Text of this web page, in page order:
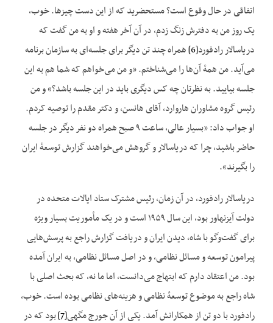
اتفاقی در حال وقوع است؟ مستحضرید که از این دست چیزها. خوب،
یک روز من به دفترش زنگ زدم، در آن آخر هفته و او به من گفت که
دریاسالار رادفورد[6]
همراه چند تن دیگر برای جلسه‌ای به سازمان برنامه
می‌آید. من همهٔ آن‌ها را می‌شناختم. «و من می‌خواهم که شما هم به این
جلسه بیایید. به نظرتان چه کس دیگری باید در این جلسه باشد؟» و من
رئیس گروه مشاوران هاروارد، آقای هانسن، و دکتر مقدم را توصیه کردم.
او جواب داد: «بسیار عالی، ساعت ۹ صبح همراه دو نفر دیگر در جلسه
حاضر باشید، چرا که دریاسالار و گروهش می‌خواهند گزارش توسعهٔ ایران
را بگیرند».
دریاسالار رادفورد، در آن زمان، رئیس مشترک ستاد ایالات متحده در
دولت آیزنهاور بود، این سال ۱۹۵۹ است و در یک مأموریت بسیار ویژه
برای گفت‌وگو با شاه، دیدن ایران و دریافت گزارش راجع به پرسش‌هایی
پیرامون توسعه و مسائل نظامی، و در اصل مسائل نظامی، به ایران آمده
بود. من اعتقاد دارم که ابتهاج می‌دانست، اما ما نه، که بحث اصلی با
شاه راجع به موضوع توسعهٔ نظامی و هزینه‌های نظامی بوده است. خوب،
رادفورد با دو تن از همکارانش آمد. یکی از آن جورج مگهی[7] بود که در